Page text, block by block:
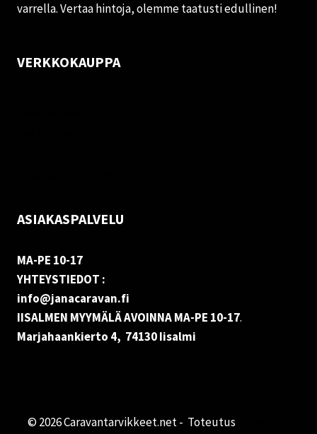
varrella. Vertaa hintoja, olemme taatusti edullinen!
VERKKOKAUPPA
ASIAKASPALVELU
MA-PE 10-17
YHTEYSTIEDOT :
info@janacaravan.fi
IISALMEN MYYMÄLÄ AVOINNA MA-PE 10-17.
Marjahaankierto 4, 74130 Iisalmi
© 2026 Caravantarvikkeet.net - Toteutus